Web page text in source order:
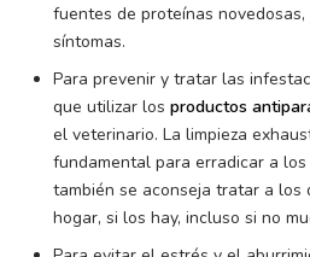
fuentes de proteínas
síntomas.
Para prevenir y tratar las
que utilizar los productos
el veterinario. La limpieza
fundamental para erradicar a los
también se aconseja tratar a los
hogar, si los hay, incluso si no